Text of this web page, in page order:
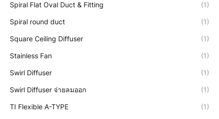
Spiral Flat Oval Duct & Fitting (1)
Spiral round duct (1)
Square Ceiling Diffuser (1)
Stainless Fan (1)
Swirl Diffuser (1)
Swirl Diffuser จ่ายลมออก (1)
TI Flexible A-TYPE (1)